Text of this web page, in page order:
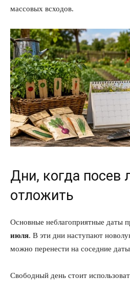
массовых всходов.
Дни, когда посев
отложить
Основные неблагоприятные даты
июля. В эти дни наступают
можно перенести на соседние
Свободный день стоит